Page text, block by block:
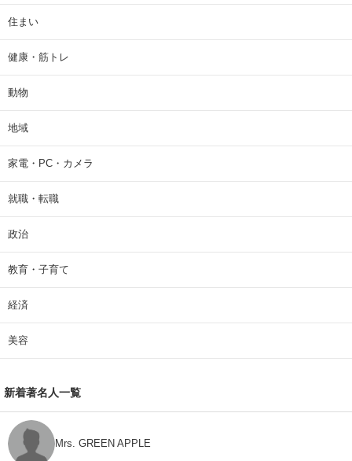
住まい
健康・筋トレ
動物
地域
家電・PC・カメラ
就職・転職
政治
教育・子育て
経済
美容
新着著名人一覧
Mrs. GREEN APPLE